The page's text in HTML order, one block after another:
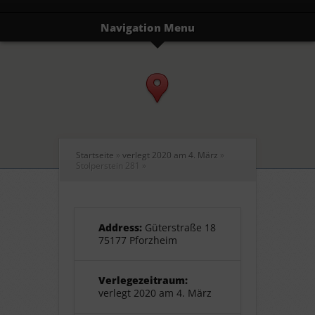
Navigation Menu
Startseite » verlegt 2020 am 4. März »
Stolperstein 281
»
Address: Güterstraße 18
75177 Pforzheim
Verlegezeitraum:
verlegt 2020 am 4. März